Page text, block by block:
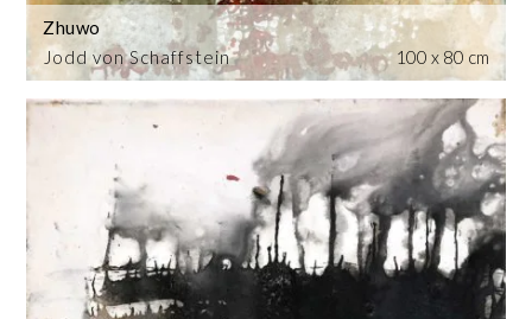
Jodd von Schaffstein
Zhuwo
100 x 80 cm